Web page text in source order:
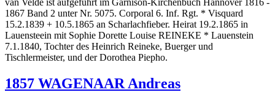
1867 Band 2 unter Nr. 5075. Corporal 6. Inf. Rgt. * Visquard
15.2.1839 + 10.5.1865 an Scharlachfieber. Heirat 19.2.1865 in
Lauensteein mit Sophie Dorette Louise REINEKE * Lauenstein
7.1.1840, Tochter des Heinrich Reineke, Buerger und
Tischlermeister, und der Dorothea Piepho.
1857 WAGENAAR Andreas